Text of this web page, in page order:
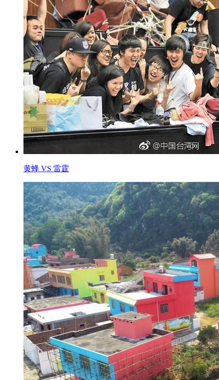
黄蜂 VS 雷霆